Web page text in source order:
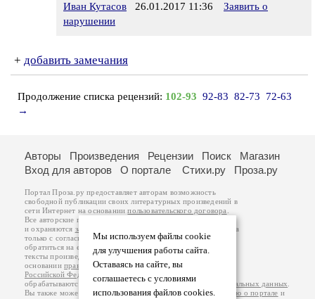
Иван Кутасов 26.01.2017 11:36
Заявить о
нарушении
+ добавить замечания
Продолжение списка рецензий: 102-93 92-83 82-73
72-63
→
Мы используем файлы cookie
для улучшения работы сайта.
Оставаясь на сайте, вы
соглашаетесь с условиями
использования файлов cookies.
Авторы Произведения Рецензии Поиск
Магазин
Вход для авторов
О портале Стихи.ру Проза.ру
Портал Проза.ру предоставляет авторам возможность
свободной публикации своих литературных произведений в
сети Интернет на основаниипользовательского договора
Все авторские права на произведения принадлежат авторам
и охраняются законом
. Перепечатка произведений возможна
только с согласия его автора, к которому вы можете
обратиться на его авторской странице. Ответственность за
тексты произведений авторы несут самостоятельно на
основанииправил публикацииизаконодательства
Российской Федерации
обрабатываются на основанииПолитики обработки персональных данных
Вы также можете посмотреть более подробнуюинформацию о портале и